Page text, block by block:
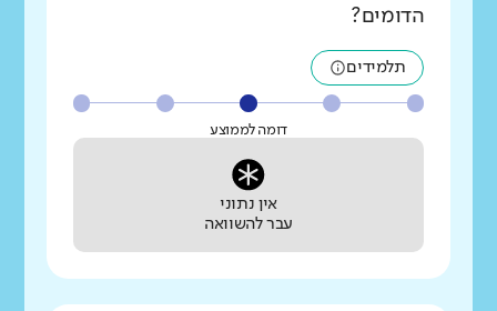
הדומים?
תלמידים
דומה לממוצע
אין נתוני
עבר להשוואה